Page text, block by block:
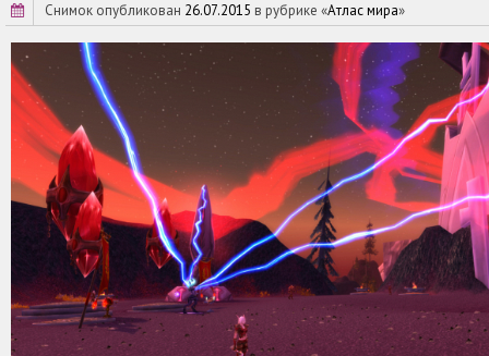
снимок опубликован 26.07.2015 в рубрике «Атлас мира»